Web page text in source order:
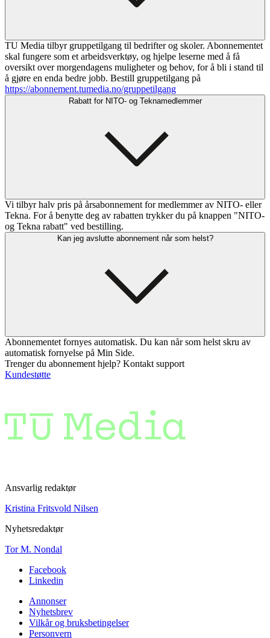
TU Media tilbyr gruppetilgang til bedrifter og skoler. Abonnementet
skal fungere som et arbeidsverktøy, og hjelpe leserne med å få
oversikt over morgendagens muligheter og behov, for å bli i stand til
å gjøre en enda bedre jobb. Bestill gruppetilgang på
https://abonnement.tumedia.no/gruppetilgang
Rabatt for NITO- og Teknamedlemmer
Vi tilbyr halv pris på årsabonnement for medlemmer av NITO- eller
Tekna. For å benytte deg av rabatten trykker du på knappen "NITO-
og Tekna rabatt" ved bestilling.
Kan jeg avslutte abonnement når som helst?
Abonnementet fornyes automatisk. Du kan når som helst skru av
automatisk fornyelse på Min Side.
Trenger du abonnement hjelp? Kontakt support
Kundestøtte
Ansvarlig redaktør
Kristina Fritsvold Nilsen
Nyhetsredaktør
Tor M. Nondal
Facebook
Linkedin
Annonser
Nyhetsbrev
Vilkår og bruksbetingelser
Personvern